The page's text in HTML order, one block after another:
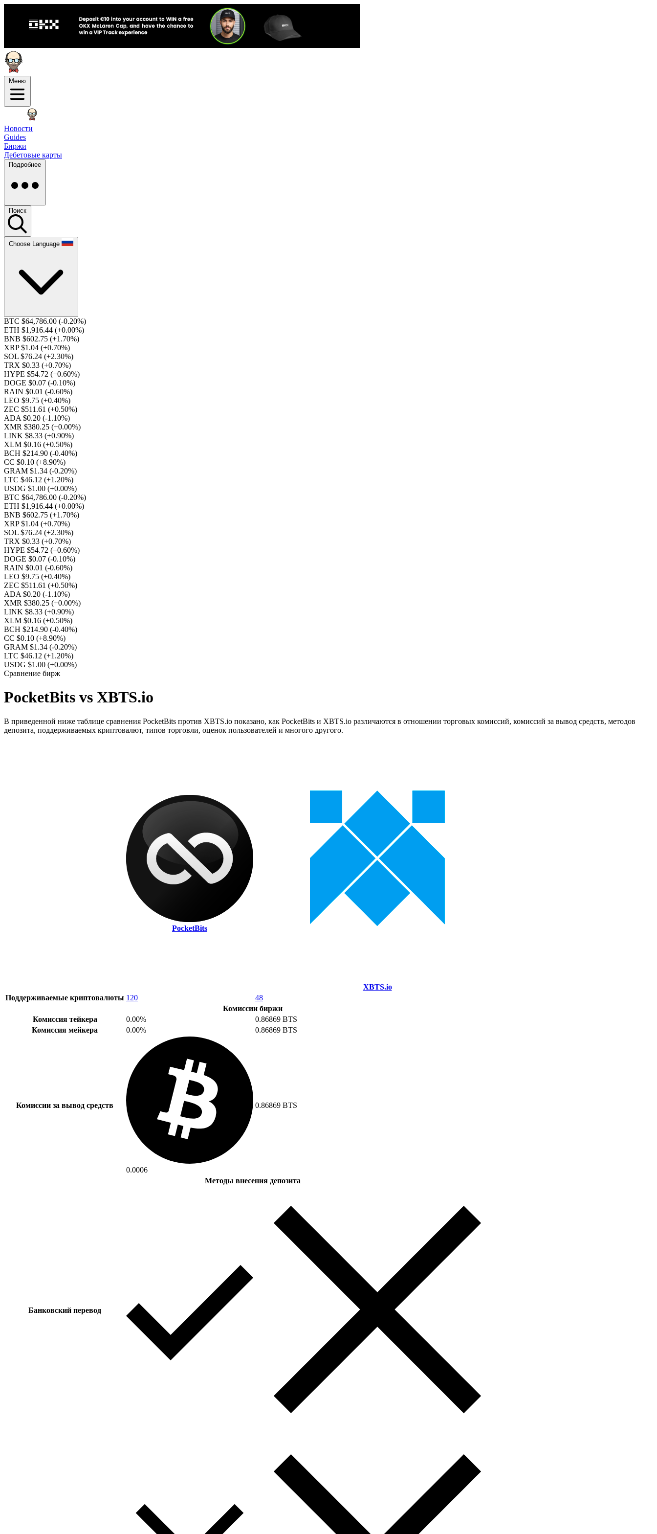
Меню
Новости
Guides
Биржи
Дебетовые карты
Подробнее
Поиск
Choose Language
BTC $64,786.00 (-0.20%)
ETH $1,916.44 (+0.00%)
BNB $602.75 (+1.70%)
XRP $1.04 (+0.70%)
SOL $76.24 (+2.30%)
TRX $0.33 (+0.70%)
HYPE $54.72 (+0.60%)
DOGE $0.07 (-0.10%)
RAIN $0.01 (-0.60%)
LEO $9.75 (+0.40%)
ZEC $511.61 (+0.50%)
ADA $0.20 (-1.10%)
XMR $380.25 (+0.00%)
LINK $8.33 (+0.90%)
XLM $0.16 (+0.50%)
BCH $214.90 (-0.40%)
CC $0.10 (+8.90%)
GRAM $1.34 (-0.20%)
LTC $46.12 (+1.20%)
USDG $1.00 (+0.00%)
BTC $64,786.00 (-0.20%)
ETH $1,916.44 (+0.00%)
BNB $602.75 (+1.70%)
XRP $1.04 (+0.70%)
SOL $76.24 (+2.30%)
TRX $0.33 (+0.70%)
HYPE $54.72 (+0.60%)
DOGE $0.07 (-0.10%)
RAIN $0.01 (-0.60%)
LEO $9.75 (+0.40%)
ZEC $511.61 (+0.50%)
ADA $0.20 (-1.10%)
XMR $380.25 (+0.00%)
LINK $8.33 (+0.90%)
XLM $0.16 (+0.50%)
BCH $214.90 (-0.40%)
CC $0.10 (+8.90%)
GRAM $1.34 (-0.20%)
LTC $46.12 (+1.20%)
USDG $1.00 (+0.00%)
Сравнение бирж
PocketBits vs XBTS.io
В приведенной ниже таблице сравнения PocketBits против XBTS.io показано, как PocketBits и XBTS.io различаются в отношении торговых комиссий, комиссий за вывод средств, методов
депозита, поддерживаемых криптовалют, типов торговли, оценок пользователей и многого другого.
PocketBits
XBTS.io
Поддерживаемые криптовалюты 120
48
Комиссии биржи
Комиссия тейкера
0.00%
0.86869 BTS
Комиссия мейкера
0.00% 0.86869 BTS
Комиссии за вывод средств
0.0006
0.86869 BTS
Методы внесения депозита
Банковский перевод